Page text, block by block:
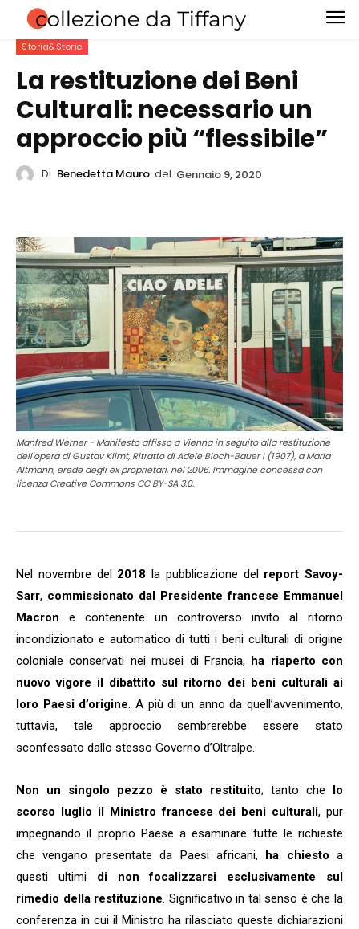
Storia&Storie
La restituzione dei Beni
Culturali: necessario un
approccio più “flessibile”
Di Benedetta Mauro del Gennaio 9, 2020
Manfred Werner - Manifesto affisso a Vienna in seguito alla restituzione
dell'opera di Gustav Klimt, Ritratto di Adele Bloch-Bauer I (1907), a Maria
Altmann, erede degli ex proprietari, nel 2006. Immagine concessa con
licenza Creative Commons CC BY-SA 3.0.
Nel novembre del 2018 la pubblicazione del report Savoy-
Sarr, commissionato dal Presidente francese Emmanuel
Macron e contenente un controverso invito al ritorno
incondizionato e automatico di tutti i beni culturali di origine
coloniale conservati nei musei di Francia, ha riaperto con
nuovo vigore il
dibattito sul ritorno dei beni culturali ai
loro Paesi d’origine. A più di un anno da quell’avvenimento,
tuttavia, tale approccio sembrerebbe essere stato
sconfessato dallo stesso Governo d’Oltralpe.
Non un singolo pezzo è stato restituito; tanto che
lo
scorso luglio il Ministro francese dei beni culturali, pur
impegnando il proprio Paese a esaminare tutte le richieste
che vengano presentate da Paesi africani,
ha chiesto a
questi ultimi di non focalizzarsi esclusivamente sul
rimedio della restituzione. Significativo in tal senso è che la
conferenza in cui il Ministro ha rilasciato queste dichiarazioni